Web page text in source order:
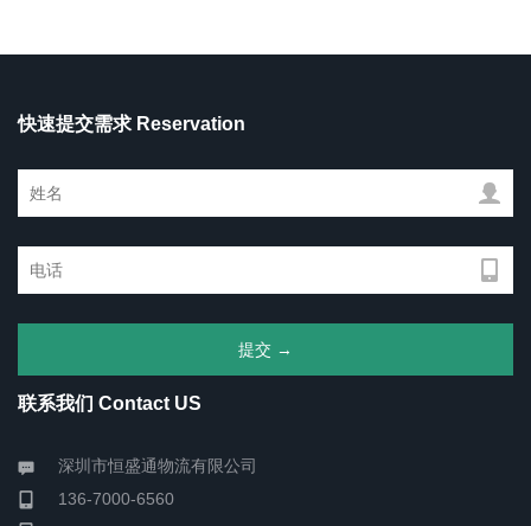
快速提交需求 Reservation
联系我们 Contact US
深圳市恒盛通物流有限公司
136-7000-6560